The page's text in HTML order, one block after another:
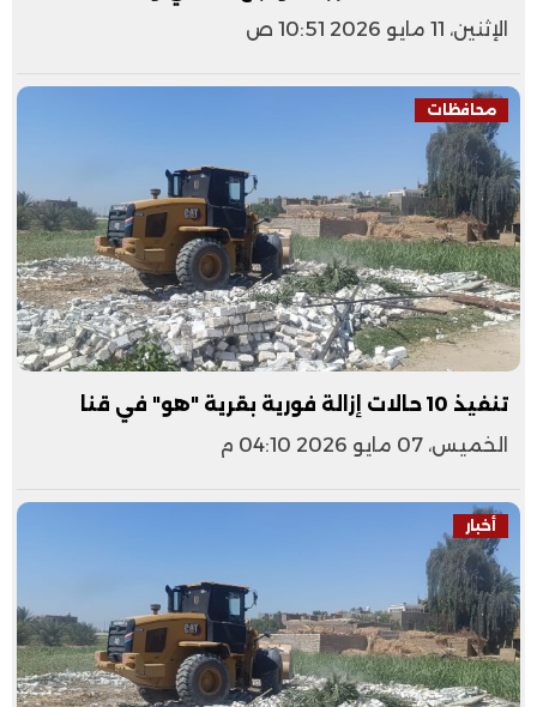
الإثنين، 11 مايو 2026 10:51 ص
محافظات
تنفيذ 10 حالات إزالة فورية بقرية "هو" في قنا
الخميس، 07 مايو 2026 04:10 م
أخبار